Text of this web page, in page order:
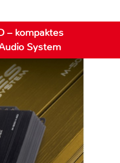
– kompaktes
System